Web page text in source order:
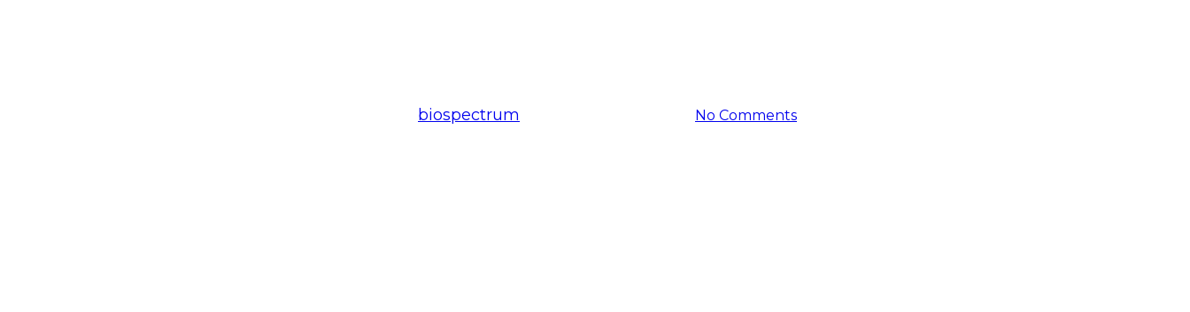
biospectrum No Comments